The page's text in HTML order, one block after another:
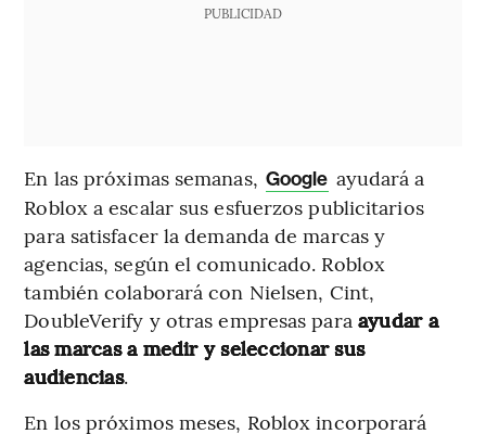
PUBLICIDAD
En las próximas semanas, Google ayudará a
Roblox a escalar sus esfuerzos publicitarios
para satisfacer la demanda de marcas y
agencias, según el comunicado. Roblox
también colaborará con Nielsen, Cint,
DoubleVerify y otras empresas para ayudar a
las marcas a medir y seleccionar sus
audiencias.
En los próximos meses, Roblox incorporará